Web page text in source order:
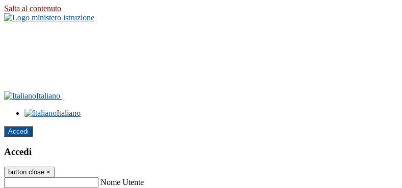
Salta al contenuto
Italiano
Italiano
Accedi
Accedi
button close ×
Nome Utente